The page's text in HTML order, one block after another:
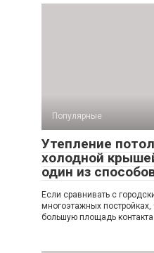
Популярные
Утепление
холодной
один из
Если сравнивать с
многоэтажных
большую площадь